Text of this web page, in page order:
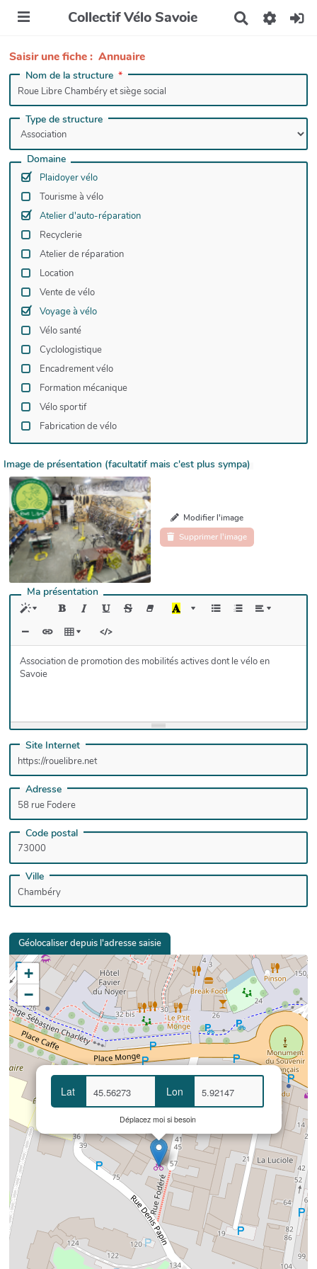
Collectif Vélo Savoie
e
Saisir une fiche : Annuaire
Nom de la structure
Type de structure
Domaine
Plaidoyer vélo
Tourisme à vélo
Atelier d'auto-réparation
Recyclerie
Atelier de réparation
Location
Vente de vélo
Voyage à vélo
Vélo santé
Cyclologistique
Encadrement vélo
Formation mécanique
Vélo sportif
Fabrication de vélo
Image de présentation (facultatif mais c'est plus sympa)
Modifier l'image
Supprimer l'image
Ma présentation
Association de promotion des mobilités actives dont le vélo en
Savoie
Site Internet
Adresse
Code postal
Ville
Géolocaliser depuis l'adresse saisie
Lat Lon
Déplacez moi si besoin
+
−